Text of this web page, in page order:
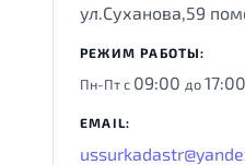
ул.Суханова,59
РЕЖИМ РАБОТЫ:
Пн-Пт с 09:00 до17:00
EMAIL: